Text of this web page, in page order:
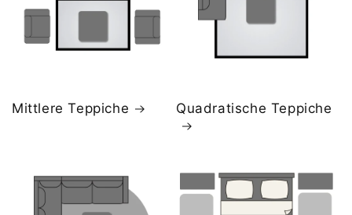
Mittlere Teppiche Quadratische Teppiche